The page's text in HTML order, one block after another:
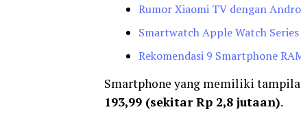
Rumor Xiaomi TV dengan
Smartwatch Apple Watch
Rekomendasi 9 Smartphone
Smartphone yang memiliki
193,99 (sekitar Rp 2,8 jutaan).